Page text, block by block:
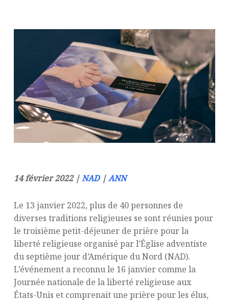
14 février 2022 |NAD|ANN
Le 13 janvier 2022, plus de 40 personnes de
diverses traditions religieuses se sont réunies pour
le troisième petit-déjeuner de prière pour la
liberté religieuse organisé par l’Église adventiste
du septième jour d’Amérique du Nord (NAD).
L’événement a reconnu le 16 janvier comme la
Journée nationale de la liberté religieuse aux
États-Unis et comprenait une prière pour les élus,